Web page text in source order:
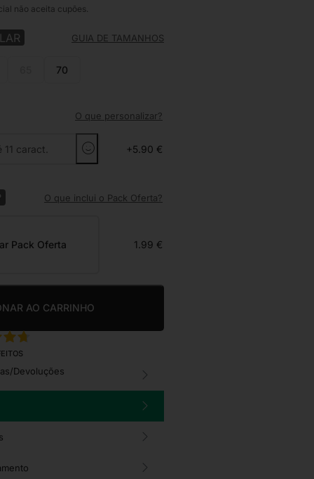
não aceita cupões.
GUIA DE TAMANHOS
70
O que personalizar?
+5.90 €
O que inclui o Pack Oferta?
Pack Oferta 1.99 €
AO CARRINHO
Devoluções